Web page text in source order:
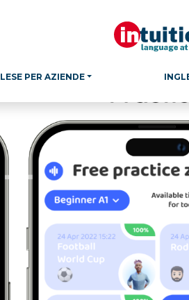
PER AZIENDE